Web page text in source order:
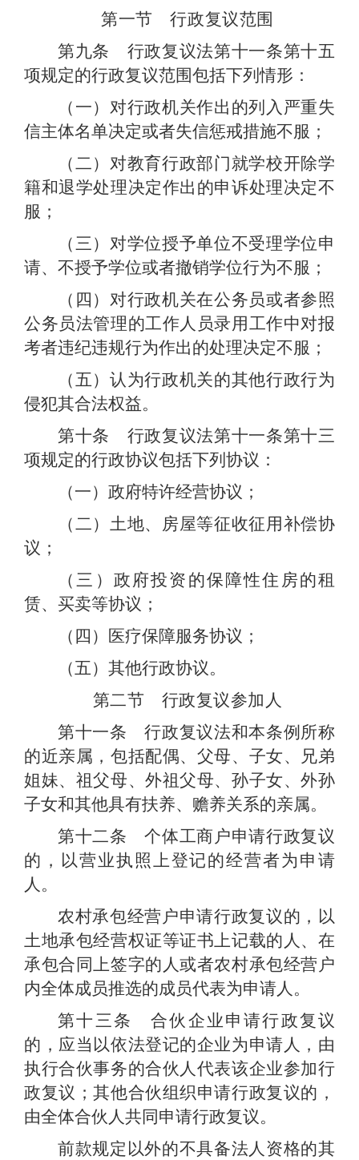
第一节 行政复议范围
第九条 行政复议法第十一条第十五
项规定的行政复议范围包括下列情形：
（一）对行政机关作出的列入严重失
信主体名单决定或者失信惩戒措施不服；
（二）对教育行政部门就学校开除学
籍和退学处理决定作出的申诉处理决定不
服；
（三）对学位授予单位不受理学位申
请、不授予学位或者撤销学位行为不服；
（四）对行政机关在公务员或者参照
公务员法管理的工作人员录用工作中对报
考者违纪违规行为作出的处理决定不服；
（五）认为行政机关的其他行政行为
侵犯其合法权益。
第十条 行政复议法第十一条第十三
项规定的行政协议包括下列协议：
（一）政府特许经营协议；
（二）土地、房屋等征收征用补偿协
议；
（三）政府投资的保障性住房的租
赁、买卖等协议；
（四）医疗保障服务协议；
（五）其他行政协议。
第二节 行政复议参加人
第十一条 行政复议法和本条例所称
的近亲属，包括配偶、父母、子女、兄弟
姐妹、祖父母、外祖父母、孙子女、外孙
子女和其他具有扶养、赡养关系的亲属。
第十二条 个体工商户申请行政复议
的，以营业执照上登记的经营者为申请
人。
农村承包经营户申请行政复议的，以
土地承包经营权证等证书上记载的人、在
承包合同上签字的人或者农村承包经营户
内全体成员推选的成员代表为申请人。
第十三条 合伙企业申请行政复议
的，应当以依法登记的企业为申请人，由
执行合伙事务的合伙人代表该企业参加行
政复议；其他合伙组织申请行政复议的，
由全体合伙人共同申请行政复议。
前款规定以外的不具备法人资格的其